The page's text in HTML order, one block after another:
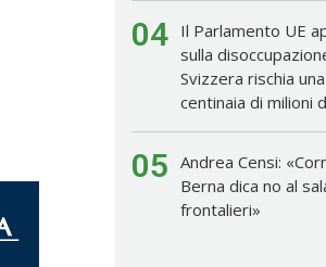
04
Il Parlamento UE
sulla
Svizzera rischia
centinaia di milioni
05 Andrea Censi:
Berna dica no al
frontalieri»